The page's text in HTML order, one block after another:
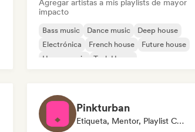
Agregar artistas a mis playlists de mayor
impacto
Bass music Dance music
Deep house
Electrónica
French house
Future house
House music
Tech House
Pinkturban
Etiqueta, Mentor, Playlist Curator, Editor, Supervisor De Sincronización